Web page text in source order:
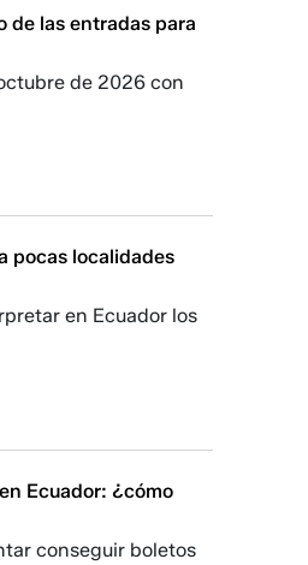
de las entradas para
de 2026 con
pocas localidades
en Ecuador los
Ecuador: ¿cómo
conseguir boletos